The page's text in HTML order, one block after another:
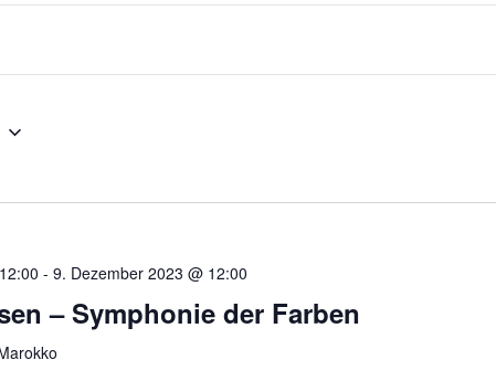
- 9. Dezember 2023 @ 12:00
– Symphonie der Farben